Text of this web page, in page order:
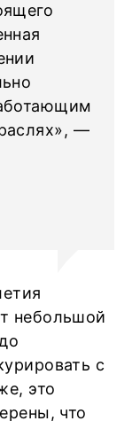
—
небольшой
с
это
что